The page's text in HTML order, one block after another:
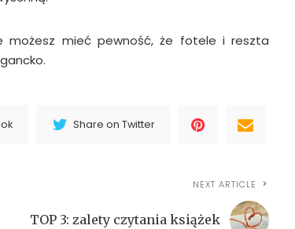
możesz mieć pewność, że fotele i reszta
Share on Twitter
NEXT ARTICLE
TOP 3: zalety czytania książek